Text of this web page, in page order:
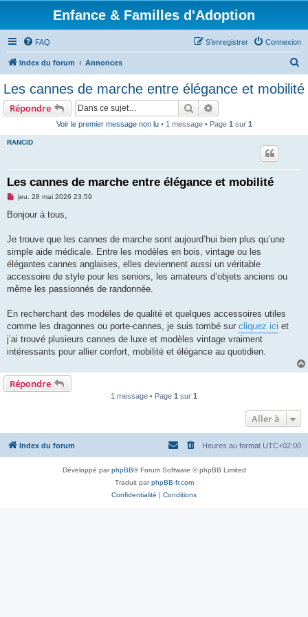
Enfance & Familles d'Adoption
FAQ Connexion
S’enregistrer
Index du forum Annonces
c
Les cannes de marche entre élégance et mobilité
Répondre Rechercher
Voir le premier message non lu• 1 message • Page 1 sur 1
RANCID
Les cannes de marche entre élégance et mobilité
M
s
g
n
o
l
u
jeu. 28 mai 2026 23:59
Bonjour à tous,
Je trouve que les cannes de marche sont aujourd’hui bien plus qu’une
simple aide médicale. Entre les modèles en bois, vintage ou les
élégantes cannes anglaises, elles deviennent aussi un véritable
accessoire de style pour les seniors, les amateurs d’objets anciens ou
même les passionnés de randonnée.
En recherchant des modèles de qualité et quelques accessoires utiles
comme les dragonnes ou porte-cannes, je suis tombé sur cliquez ici et
j’ai trouvé plusieurs cannes de luxe et modèles vintage vraiment
intéressants pour allier confort, mobilité et élégance au quotidien.
Répondre
1 message • Page 1 sur 1
Aller à
Index du forum Heures au format UTC+02:00
Développé parphpBB® Forum Software © phpBB Limited
Traduit parphpBB-fr.com
Confidentialité | Conditions